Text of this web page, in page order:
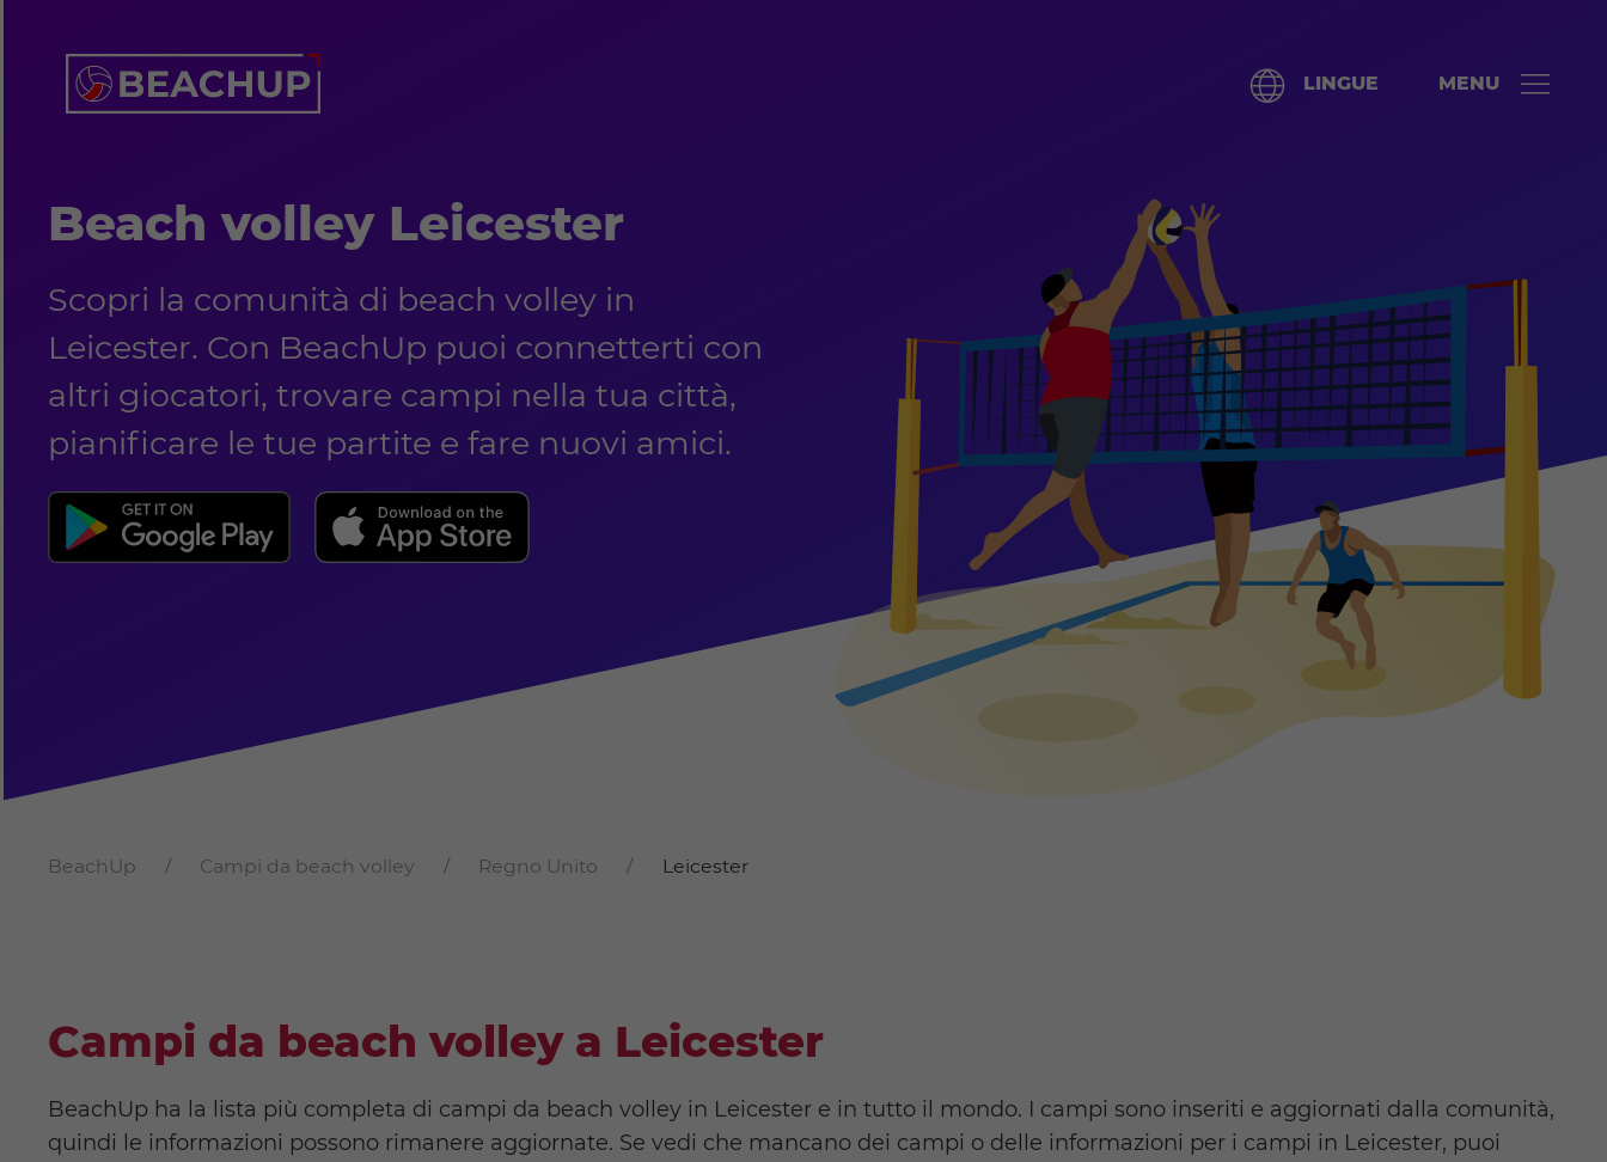
LINGUE MENU
Beach volley Leicester
Scopri la comunità di beach volley in
Leicester. Con BeachUp puoi connetterti con
altri giocatori, trovare campi nella tua città,
pianificare le tue partite e fare nuovi amici.
BeachUp Campi da beach volley Regno Unito Leicester
Campi da beach volley a Leicester
BeachUp ha la lista più completa di campi da beach volley in Leicester e in tutto il mondo. I campi sono inseriti e aggiornati dalla comunità,
quindi le informazioni possono rimanere aggiornate. Se vedi che mancano dei campi o delle informazioni per i campi in Leicester, puoi